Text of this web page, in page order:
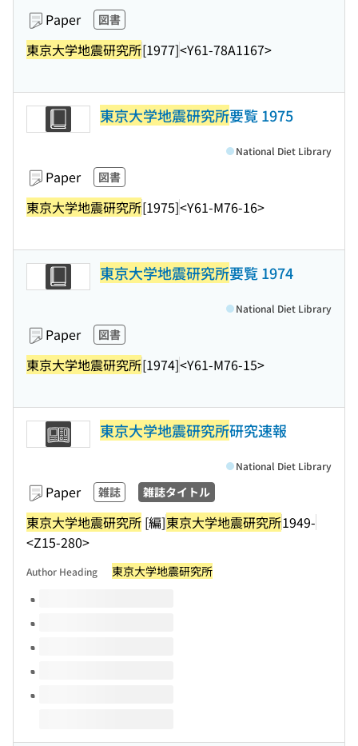
Paper 図書
東京大学地震研究所[1977]<Y61-78A1167>
東京大学地震研究所要覧 1975
Paper 図書
東京大学地震研究所[1975]<Y61-M76-16>
National Diet Library
東京大学地震研究所要覧 1974
Paper 図書
東京大学地震研究所[1974]<Y61-M76-15>
National Diet Library
東京大学地震研究所研究速報
Paper 雑誌 雑誌タイトル
東京大学地震研究所 [編]東京大学地震研究所1949-
<Z15-280>
National Diet Library
Author Heading 東京大学地震研究所
Volumes of this title